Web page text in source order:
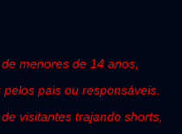
menores de 14 anos,
pais ou responsáveis.
visitantes trajando shorts,